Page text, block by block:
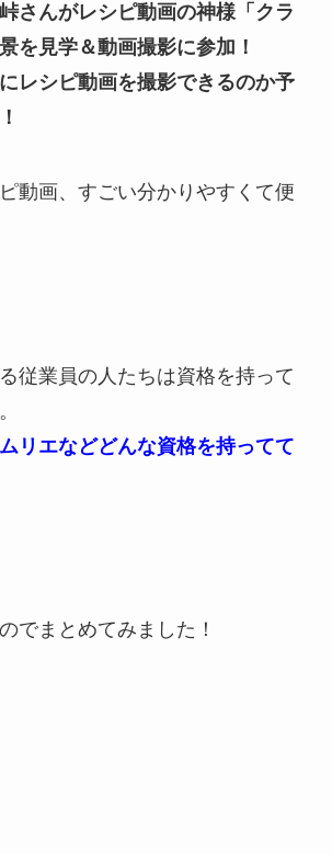
さんがレシピ動画の神様「クラ
を見学＆動画撮影に参加！
レシピ動画を撮影できるのか予
動画、すごい分かりやすくて便
従業員の人たちは資格を持って
リエなどどんな資格を持ってて
でまとめてみました！